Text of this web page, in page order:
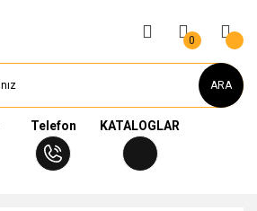
ARA
Telefon KATALOGLAR
0